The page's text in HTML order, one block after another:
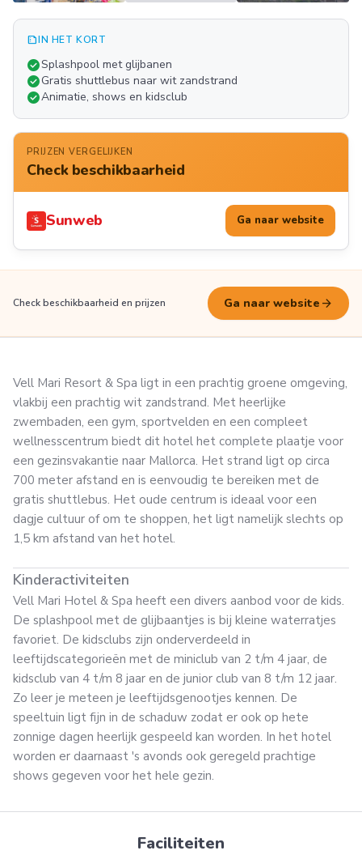
summarizeIN HET KORT
check_circleSplashpool met glijbanen
check_circleGratis shuttlebus naar wit zandstrand
check_circleAnimatie, shows en kidsclub
PRIJZEN VERGELIJKEN
Check beschikbaarheid
Sunweb Ga naar website
Check beschikbaarheid en prijzen Ga naar website arrow_forward
Vell Mari Resort & Spa ligt in een prachtig groene omgeving,
vlakbij een prachtig wit zandstrand. Met heerlijke
zwembaden, een gym, sportvelden en een compleet
wellnesscentrum biedt dit hotel het complete plaatje voor
een gezinsvakantie naar Mallorca. Het strand ligt op circa
700 meter afstand en is eenvoudig te bereiken met de
gratis shuttlebus. Het oude centrum is ideaal voor een
dagje cultuur of om te shoppen, het ligt namelijk slechts op
1,5 km afstand van het hotel.
Kinderactiviteiten
Vell Mari Hotel & Spa heeft een divers aanbod voor de kids.
De splashpool met de glijbaantjes is bij kleine waterratjes
favoriet. De kidsclubs zijn onderverdeeld in
leeftijdscategorieën met de miniclub van 2 t/m 4 jaar, de
kidsclub van 4 t/m 8 jaar en de junior club van 8 t/m 12 jaar.
Zo leer je meteen je leeftijdsgenootjes kennen. De
speeltuin ligt fijn in de schaduw zodat er ook op hete
zonnige dagen heerlijk gespeeld kan worden. In het hotel
worden er daarnaast 's avonds ook geregeld prachtige
shows gegeven voor het hele gezin.
Faciliteiten